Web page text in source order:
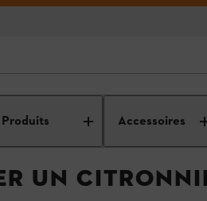
Produits Accessoires
des
votre jardin
UN